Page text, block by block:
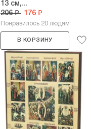
13 см,...
206 ₽ 176 ₽
Понравилось 20 людям
В КОРЗИНУ